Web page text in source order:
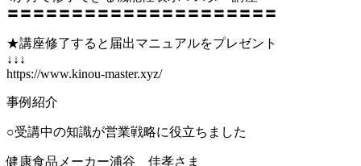
〓〓〓〓〓〓〓〓〓〓〓〓〓〓〓〓〓〓〓〓〓
★講座修了すると届出マニュアルをプレゼント
↓↓↓
https://www.kinou-master.xyz/
事例紹介
○受講中の知識が営業戦略に役立ちました
健康食品メーカー浦谷 佳孝さま